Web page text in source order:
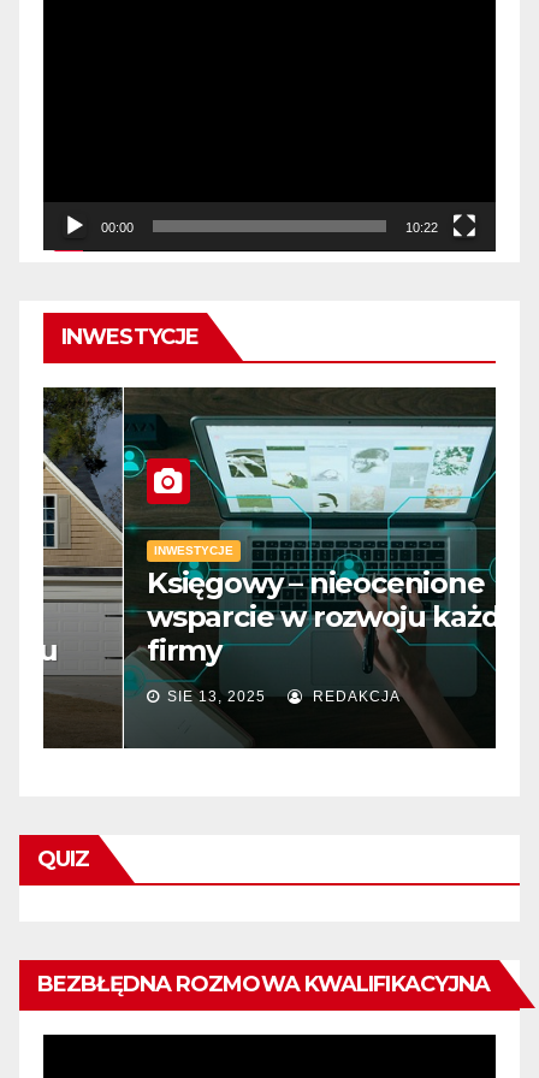
00:00 10:22
INWESTYCJE
INWESTYCJE
Księgowy – nieocenione
wsparcie w rozwoju każdej
firmy
SIE 13, 2025 REDAKCJA
QUIZ
BEZBŁĘDNA ROZMOWA KWALIFIKACYJNA